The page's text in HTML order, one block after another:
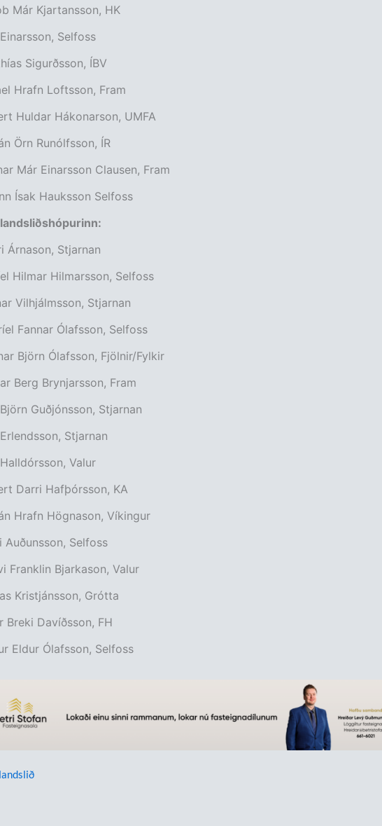
Már Kjartansson, HK
Selfoss
Sigurðsson, ÍBV
Hrafn Loftsson, Fram
Huldar Hákonarson, UMFA
Örn Runólfsson, ÍR
Már Einarsson Clausen, Fram
Ísak Hauksson Selfoss
Árnason, Stjarnan
Hilmar Hilmarsson, Selfoss
Vilhjálmsson, Stjarnan
Fannar Ólafsson, Selfoss
Björn Ólafsson, Fjölnir/Fylkir
Berg Brynjarsson, Fram
Guðjónsson, Stjarnan
Stjarnan
Valur
Darri Hafþórsson, KA
Hrafn Högnason, Víkingur
Auðunsson, Selfoss
Franklin Bjarkason, Valur
Kristjánsson, Grótta
Breki Davíðsson, FH
Eldur Ólafsson, Selfoss